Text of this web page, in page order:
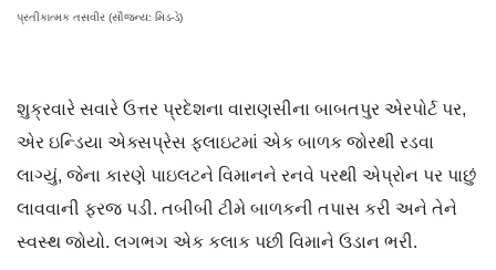
પ્રતીકાત્મક તસવીર (સૌજન્ય: મિડ-ડે)
શુક્રવારે સવારે ઉત્તર પ્રદેશના વારાણસીના બાબતપુર એરપોર્ટ પર,
એર ઇન્ડિયા એક્સપ્રેસ ફ્લાઇટમાં એક બાળક જોરથી રડવા
લાગ્યું, જેના કારણે પાઇલટને વિમાનને રનવે પરથી એપ્રોન પર પાછું
લાવવાની ફરજ પડી. તબીબી ટીમે બાળકની તપાસ કરી અને તેને
સ્વસ્થ જોયો. લગભગ એક કલાક પછી વિમાને ઉડાન ભરી.